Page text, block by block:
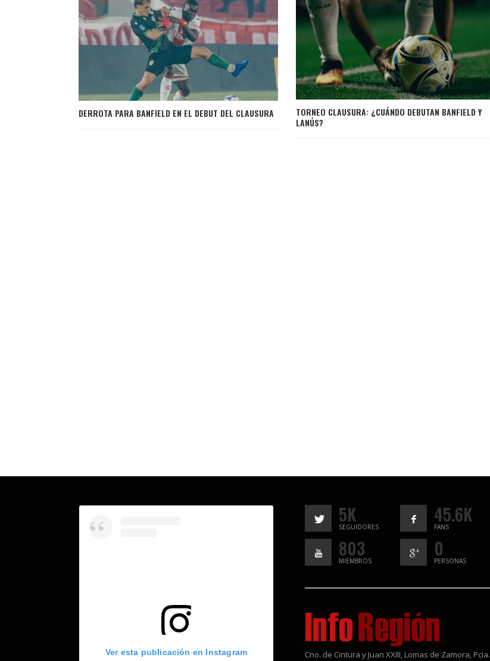
DERROTA PARA BANFIELD EN EL DEBUT DEL CLAUSURA
TORNEO CLAUSURA: ¿CUÁNDO DEBUTAN BANFIELD Y
LANÚS?
Ver esta publicación en Instagram
5K
SEGUIDORES
45.6K
FANS
803
MIEMBROS
0
PERSONAS
Cno. de Cintura y Juan XXIII, Lomas de Zamora, Pcia.